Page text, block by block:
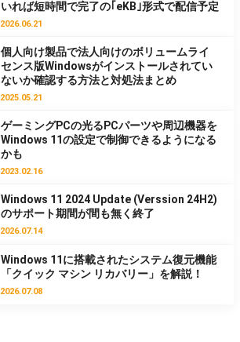
いれば短時間で完了の｢eKB｣形式で配信予定
2026.06.21
個人向け製品で法人向けのボリュームライ
センス版Windowsがインストールされてい
ないか確認する方法と対処法まとめ
2025.05.21
ゲーミングPCの光るPCパーツや周辺機器を
Windows 11の設定で制御できるようになる
かも
2023.02.16
Windows 11 2024 Update (Verssion 24H2)
のサポート期間が間も無く終了
2026.07.14
Windows 11に搭載されたシステム復元機能
「クイック マシン リカバリー」を解説！
2026.07.08